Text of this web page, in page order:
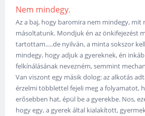
Nem mindegy.
Az a baj, hogy baromira nem mindegy,
másoltatunk. Mondjuk én az önkifejezést
tartottam.....de nyilván, a minta sokszor
mindegy, hogy adjuk a gyereknek, én
felkínálásának nevezném, semmint
Van viszont egy másik dolog: az alkotás
érzelmi többlettel fejeli meg a folyamatot,
erősebben hat, épül be a gyerekbe. Nos,
hogy egy, a gyerek által kialakított,